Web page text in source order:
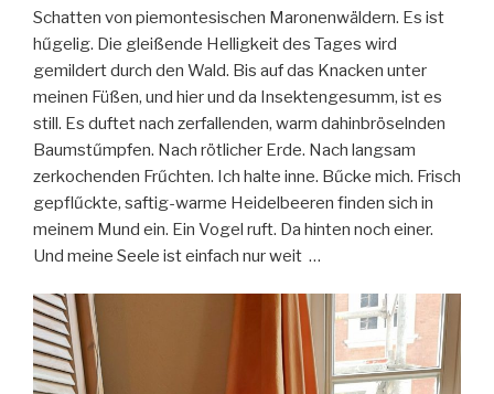
Schatten von piemontesischen Maronenwäldern. Es ist
hűgelig. Die gleißende Helligkeit des Tages wird
gemildert durch den Wald. Bis auf das Knacken unter
meinen Füßen, und hier und da Insektengesumm, ist es
still. Es duftet nach zerfallenden, warm dahinbröselnden
Baumstűmpfen. Nach rötlicher Erde. Nach langsam
zerkochenden Frűchten. Ich halte inne. Bűcke mich. Frisch
gepflűckte, saftig-warme Heidelbeeren finden sich in
meinem Mund ein. Ein Vogel ruft. Da hinten noch einer.
Und meine Seele ist einfach nur weit …